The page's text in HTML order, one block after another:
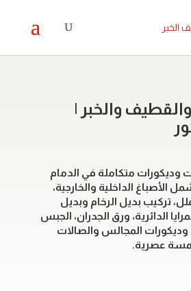
والخبر |
وديكورات متكاملة في الدمام
الأصباغ الداخلية والخارجية،
تركيب بديل الرخام وبديل
الدائرية، ورق الجدران، الجبس
وديكورات المجالس والصالات
عصرية.